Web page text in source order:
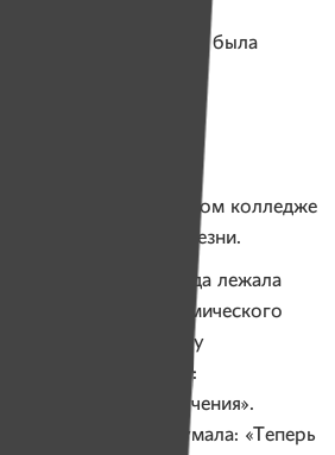
— астма и эпилепсия.
да и в знаниях была
и поступила.
потерять работу»
учеба в медицинском колледже
не обострились болезни.
полгода лежала
вернуться из академического
справку
И врачи написали:
виды труда и обучения».
эту надпись, подумала: «Теперь